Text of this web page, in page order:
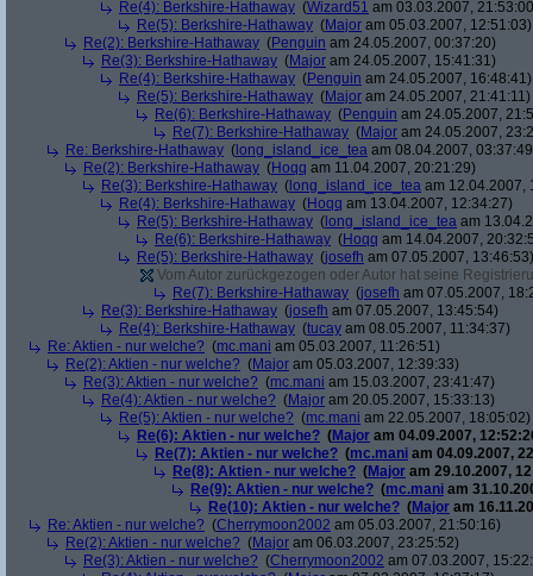
Re(4): Berkshire-Hathaway (Wizard51 am 03.03.2007,
Re(5): Berkshire-Hathaway (Major am 05.03.2007, 12:51:03)
Re(2): Berkshire-Hathaway (Penguin am 24.05.2007, 00:37:20)
Re(3): Berkshire-Hathaway (Major am 24.05.2007, 15:41:31)
Re(4): Berkshire-Hathaway (Penguin am 24.05.2007, 16:48:41)
Re(5): Berkshire-Hathaway (Major am 24.05.2007, 21:41:11)
Re(6): Berkshire-Hathaway (Penguin am 24.05.2007,
Re(7): Berkshire-Hathaway (Major am 24.05.2007,
Re: Berkshire-Hathaway ( long_island_ice_tea am 08.04.2007,
Re(2): Berkshire-Hathaway (Hoqq am 11.04.2007, 20:21:29)
Re(3): Berkshire-Hathaway ( long_island_ice_tea am 12.04.2007,
Re(4): Berkshire-Hathaway (Hoqq am 13.04.2007, 12:34:27)
Re(5): Berkshire-Hathaway ( long_island_ice_tea am
Re(6): Berkshire-Hathaway (Hoqq am 14.04.2007,
Re(5): Berkshire-Hathaway (josefh am 07.05.2007, 13:46:53)
Vom Autor zurückgezogen oder Autor hat seine
Re(7): Berkshire-Hathaway (josefh am 07.05.2007,
Re(3): Berkshire-Hathaway (josefh am 07.05.2007, 13:45:54)
Re(4): Berkshire-Hathaway (tucay am 08.05.2007, 11:34:37)
Re: Aktien - nur welche? (mc.mani am 05.03.2007, 11:26:51)
Re(2): Aktien - nur welche? (Major am 05.03.2007, 12:39:33)
Re(3): Aktien - nur welche? (mc.mani am 15.03.2007, 23:41:47)
Re(4): Aktien - nur welche? (Major am 20.05.2007, 15:33:13)
Re(5): Aktien - nur welche? (mc.mani am 22.05.2007, 18:05:02)
Re(6): Aktien - nur welche? (Major am 04.09.2007,
Re(7): Aktien - nur welche? (mc.mani am 04.09.2007,
Re(8): Aktien - nur welche? (Major am 29.10.2007,
Re(9): Aktien - nur welche? (mc.mani am
Re(10): Aktien - nur welche? (Major am
Re: Aktien - nur welche? (Cherrymoon2002 am 05.03.2007, 21:50:16)
Re(2): Aktien - nur welche? (Major am 06.03.2007, 23:25:52)
Re(3): Aktien - nur welche? (Cherrymoon2002 am 07.03.2007,